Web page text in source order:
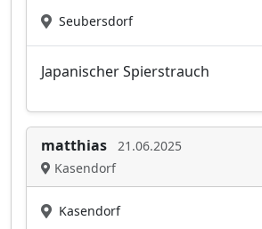
Seubersdorf
Japanischer Spierstrauch
matthias
21.06.2025
Kasendorf
Kasendorf